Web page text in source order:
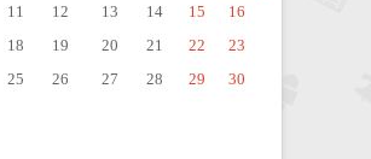
11 12 13 14 15
16
18 19 20 21 22
23
25 26 27 28 29
30